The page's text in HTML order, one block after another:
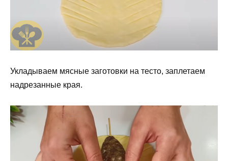
Укладываем мясные заготовки на тесто, заплетаем
надрезанные края.